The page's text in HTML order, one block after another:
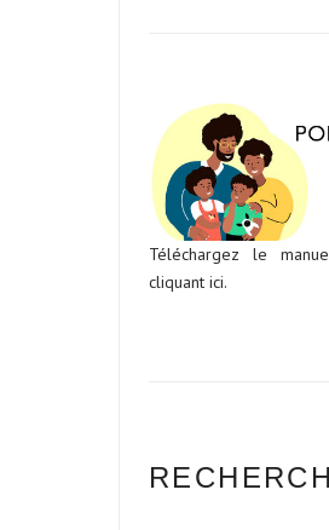
Téléchargez le
cliquant ici.